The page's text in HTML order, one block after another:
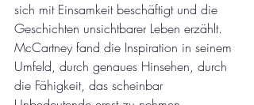
sich mit Einsamkeit beschäftigt und die
Geschichten unsichtbarer Leben erzählt.
McCartney fand die Inspiration in seinem
Umfeld, durch genaues Hinsehen, durch
die Fähigkeit, das scheinbar